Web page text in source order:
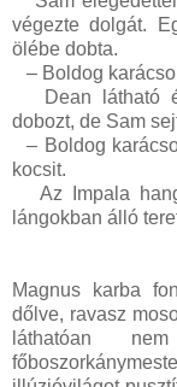
végezte dolgát.
ölébe dobta.
– Boldog
Dean látható
dobozt, de Sam
– Boldog
kocsit.
Az Impala
lángokban álló
Magnus karba
dőlve, ravasz
láthatóan